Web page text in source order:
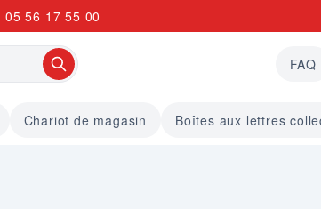
05 56 17 55 00
FAQ
Chariot de magasin Boîtes aux lettres